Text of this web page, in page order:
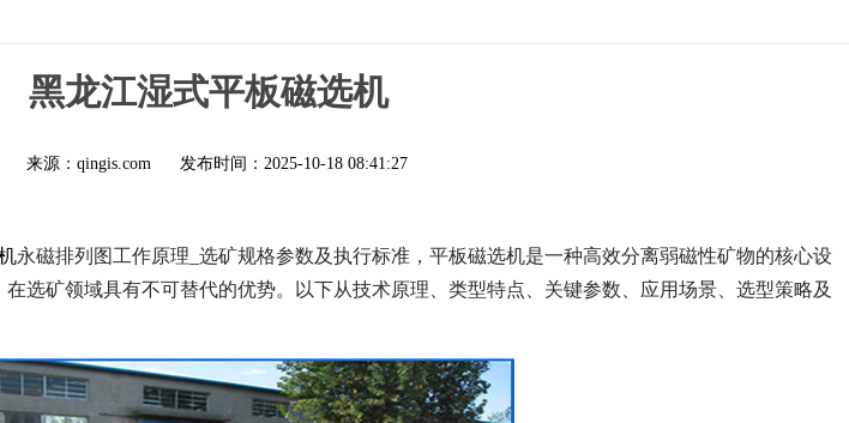
黑龙江湿式平板磁选机
来源：qingis.com 发布时间： 2025-10-18 08:41:27
永磁排列图工作原理_选矿规格参数及执行标准，平板磁选机是一种高效分离弱磁性矿物的核心设
选矿领域具有不可替代的优势。以下从技术原理、类型特点、关键参数、应用场景、选型策略及